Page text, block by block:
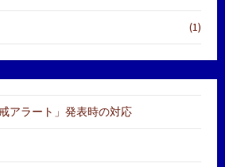
(1)
アラート」発表時の対応